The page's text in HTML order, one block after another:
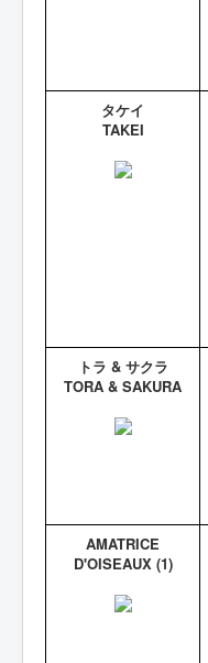
タケイ
TAKEI
トラ & サクラ
TORA & SAKURA
AMATRICE
D'OISEAUX (1)